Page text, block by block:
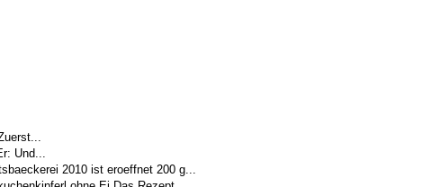
Und...
2010 ist eroeffnet 200 g...